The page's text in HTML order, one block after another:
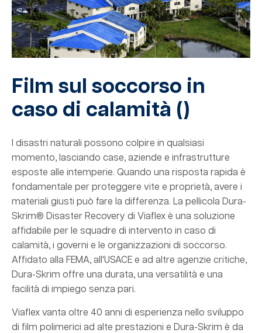
Film sul soccorso in
caso di calamità ()
I disastri naturali possono colpire in qualsiasi
momento, lasciando case, aziende e infrastrutture
esposte alle intemperie. Quando una risposta rapida è
fondamentale per proteggere vite e proprietà, avere i
materiali giusti può fare la differenza. La pellicola Dura-
Skrim® Disaster Recovery di Viaflex è una soluzione
affidabile per le squadre di intervento in caso di
calamità, i governi e le organizzazioni di soccorso.
Affidato alla FEMA, all'USACE e ad altre agenzie critiche,
Dura-Skrim offre una durata, una versatilità e una
facilità di impiego senza pari.
Viaflex vanta oltre 40 anni di esperienza nello sviluppo
di film polimerici ad alte prestazioni e Dura-Skrim è da